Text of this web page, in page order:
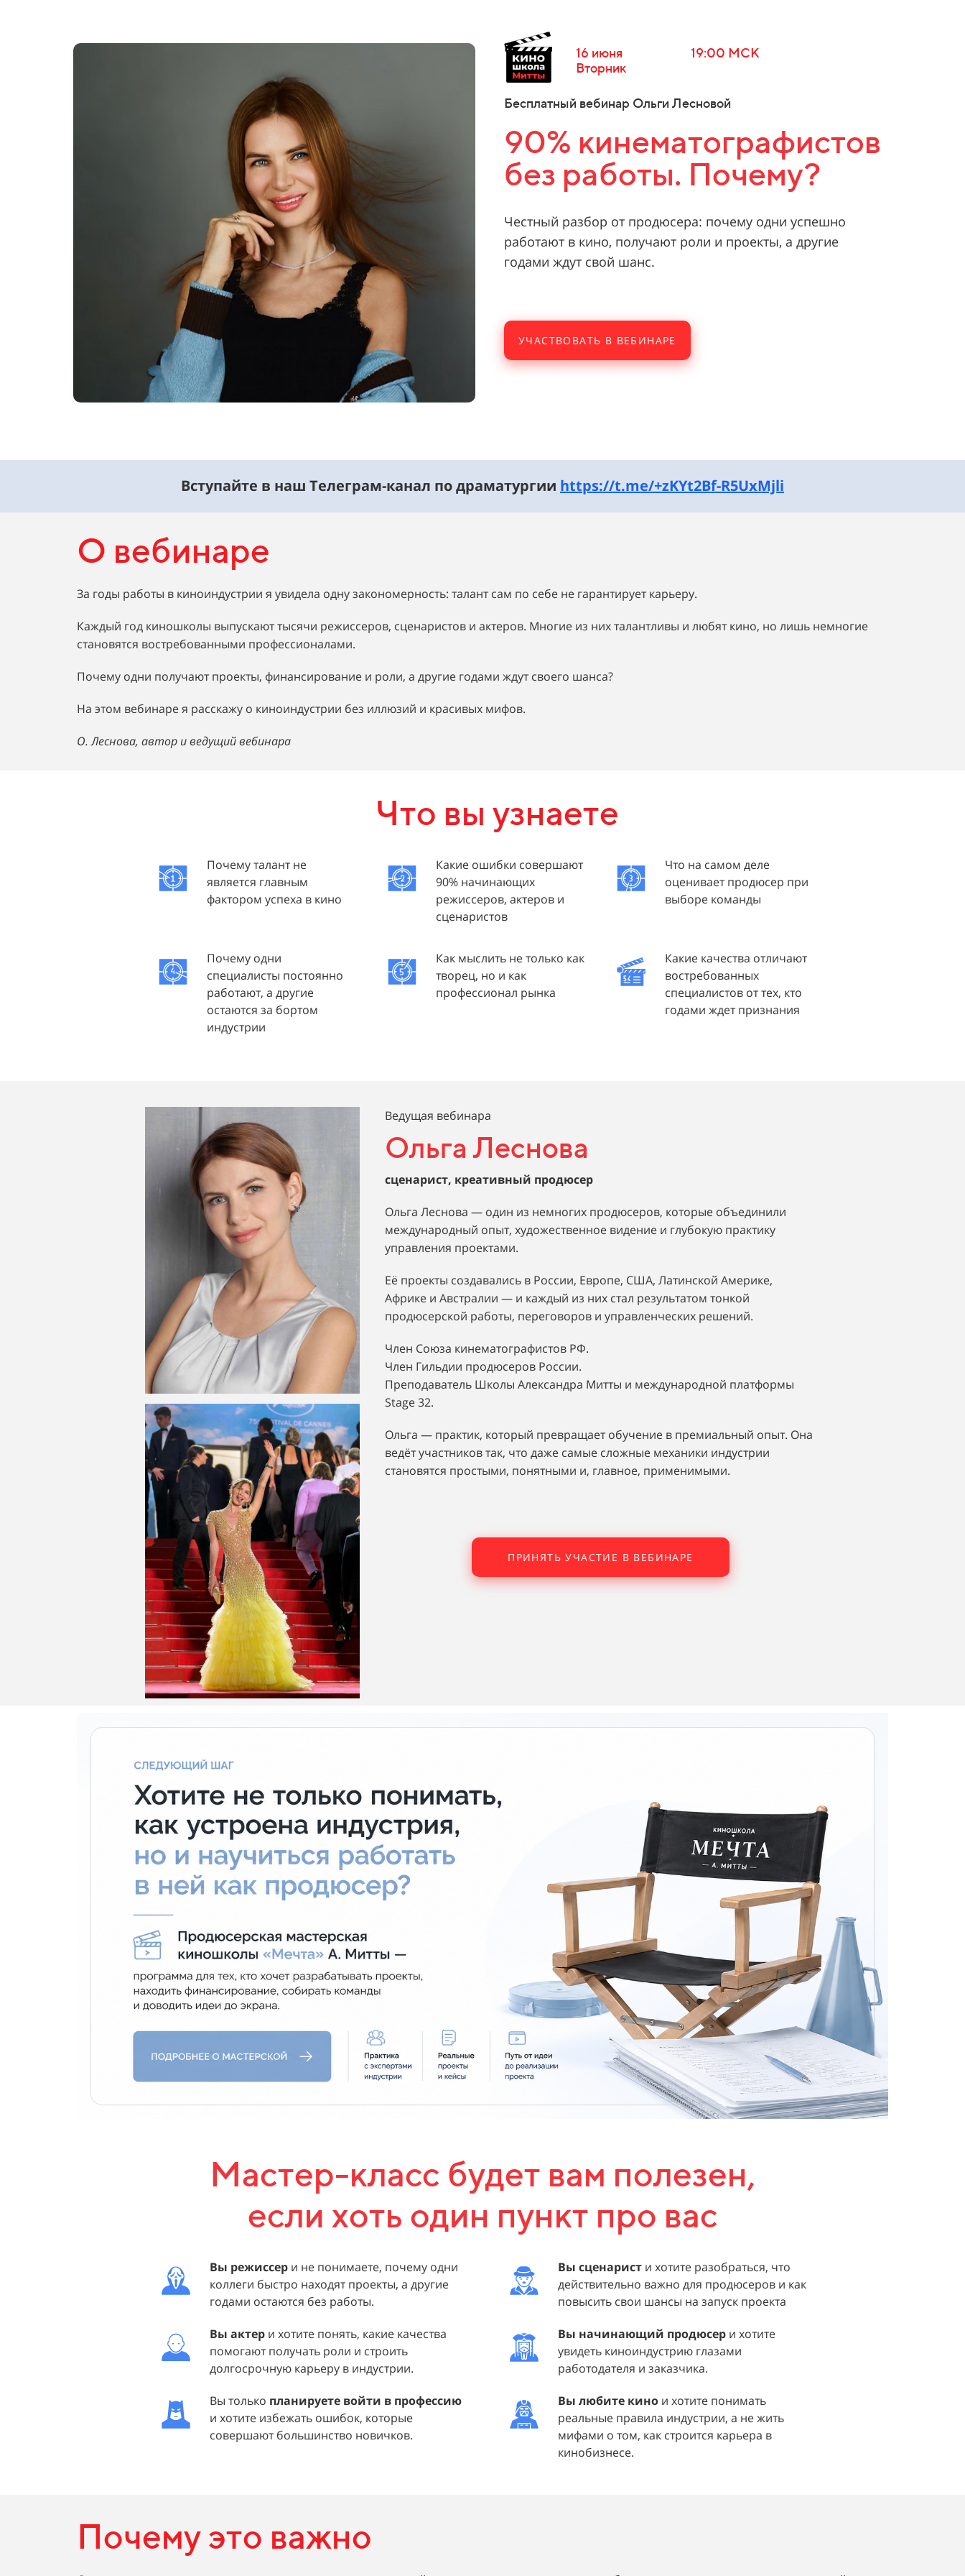
16 июня
Вторник
19:00 МСК
Бесплатный вебинар Ольги Лесновой
90% кинематографистов
без работы. Почему?
Честный разбор от продюсера: почему одни успешно
работают в кино, получают роли и проекты, а другие
годами ждут свой шанс.
УЧАСТВОВАТЬ В ВЕБИНАРЕ
Вступайте в наш Телеграм-канал по драматургии https://t.me/+zKYt2Bf-R5UxMjli
О вебинаре
За годы работы в киноиндустрии я увидела одну закономерность: талант сам по себе не гарантирует карьеру.
Каждый год киношколы выпускают тысячи режиссеров, сценаристов и актеров. Многие из них талантливы и любят кино, но лишь немногие
становятся востребованными профессионалами.
Почему одни получают проекты, финансирование и роли, а другие годами ждут своего шанса?
На этом вебинаре я расскажу о киноиндустрии без иллюзий и красивых мифов.
О. Леснова, автор и ведущий вебинара
Что вы узнаете
Почему талант не
является главным
фактором успеха в кино
Какие ошибки совершают
90% начинающих
режиссеров, актеров и
сценаристов
Что на самом деле
оценивает продюсер при
выборе команды
Почему одни
специалисты постоянно
работают, а другие
остаются за бортом
индустрии
Как мыслить не только как
творец, но и как
профессионал рынка
Какие качества отличают
востребованных
специалистов от тех, кто
годами ждет признания
Ведущая вебинара
Ольга Леснова
сценарист, креативный продюсер
Ольга Леснова — один из немногих продюсеров, которые объединили
международный опыт, художественное видение и глубокую практику
управления проектами.
Её проекты создавались в России, Европе, США, Латинской Америке,
Африке и Австралии — и каждый из них стал результатом тонкой
продюсерской работы, переговоров и управленческих решений.
Член Союза кинематографистов РФ.
Член Гильдии продюсеров России.
Преподаватель Школы Александра Митты и международной платформы
Stage 32.
Ольга — практик, который превращает обучение в премиальный опыт. Она
ведёт участников так, что даже самые сложные механики индустрии
становятся простыми, понятными и, главное, применимыми.
ПРИНЯТЬ УЧАСТИЕ В ВЕБИНАРЕ
Мастер-класс будет вам полезен,
если хоть один пункт про вас
Вы режиссер и не понимаете, почему одни
коллеги быстро находят проекты, а другие
годами остаются без работы.
Вы актер и хотите понять, какие качества
помогают получать роли и строить
долгосрочную карьеру в индустрии.
Вы только планируете войти в профессию
и хотите избежать ошибок, которые
совершают большинство новичков.
Вы сценарист и хотите разобраться, что
действительно важно для продюсеров и как
повысить свои шансы на запуск проекта
Вы начинающий продюсер и хотите
увидеть киноиндустрию глазами
работодателя и заказчика.
Вы любите кино и хотите понимать
реальные правила индустрии, а не жить
мифами о том, как строится карьера в
кинобизнесе.
Почему это важно